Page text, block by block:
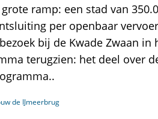
ramp: een stad van
per openbaar
bij de Kwade Zwaan in
terugzien: het deel over
de IJmeerbrug